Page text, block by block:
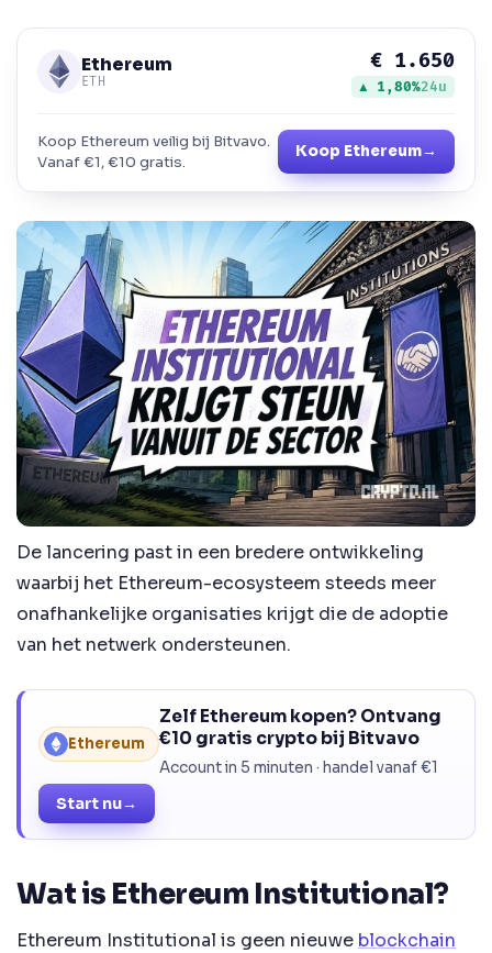
Ethereum
ETH
€ 1.650
▲ 1,80%24u
Koop Ethereum veilig bij Bitvavo.
Vanaf €1, €10 gratis.
Koop Ethereum→
De lancering past in een bredere ontwikkeling
waarbij het Ethereum-ecosysteem steeds meer
onafhankelijke organisaties krijgt die de adoptie
van het netwerk ondersteunen.
Ethereum
Zelf Ethereum kopen? Ontvang
€10 gratis crypto bij Bitvavo
Account in 5 minuten · handel vanaf €1
Start nu→
Wat is Ethereum Institutional?
Ethereum Institutional is geen nieuwe blockchain